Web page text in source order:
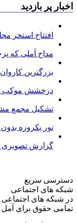
اخبار پر بازدید
افتتاح استخر
مداح آملی که
بزرگترین
درخشش موکب
تشکیل مجمع
تور یکروزه
گزارش تصویری
دسترسی سریع
شبکه های اجتماعی
در شبکه های اجتماعی
تمامی حقوق برای